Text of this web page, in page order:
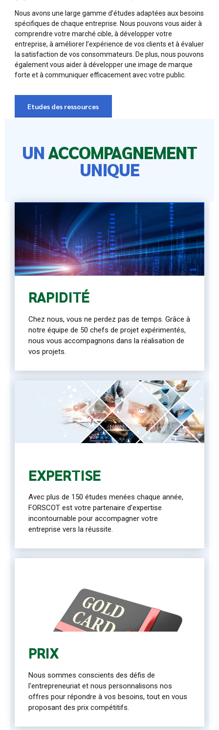
Nous avons une large gamme d’études adaptées aux besoins
spécifiques de chaque entreprise. Nous pouvons vous aider à
comprendre votre marché cible, à développer votre
entreprise, à améliorer l’expérience de vos clients et à évaluer
la satisfaction de vos consommateurs. De plus, nous pouvons
également vous aider à développer une image de marque
forte et à communiquer efficacement avec votre public.
Etudes des ressources
UN ACCOMPAGNEMENT
UNIQUE
RAPIDITÉ
Chez nous, vous ne perdez pas de temps. Grâce à
notre équipe de 50 chefs de projet expérimentés,
nous vous accompagnons dans la réalisation de
vos projets.
EXPERTISE
Avec plus de 150 études menées chaque année,
FORSCOT est votre partenaire d'expertise
incontournable pour accompagner votre
entreprise vers la réussite.
PRIX
Nous sommes conscients des défis de
l'entrepreneuriat et nous personnalisons nos
offres pour répondre à vos besoins, tout en vous
proposant des prix compétitifs.